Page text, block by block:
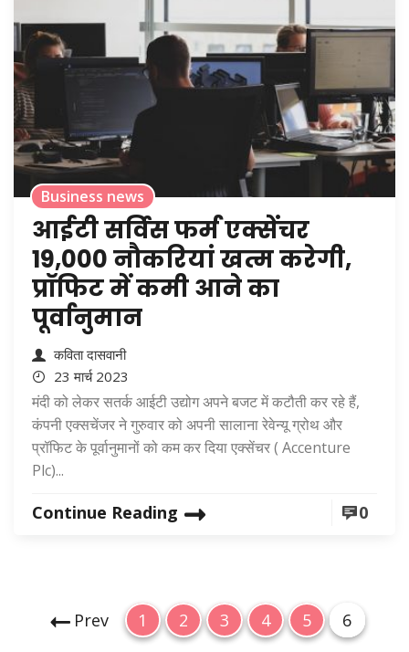
Business news
आईटी सर्विस फर्म एक्सेंचर
19,000 नौकरियां खत्म करेगी,
प्रॉफिट में कमी आने का
पूर्वानुमान
कविता दासवानी
23 मार्च 2023
मंदी को लेकर सतर्क आईटी उद्योग अपने बजट में कटौती कर रहे हैं,
कंपनी एक्सचेंजर ने गुरुवार को अपनी सालाना रेवेन्यू ग्रोथ और
प्रॉफिट के पूर्वानुमानों को कम कर दिया एक्सेंचर ( Accenture
Plc)...
Continue Reading 0
Prev
P
a
1
P
a
2
P
a
3
P
a
4
P
a
5
P
a
6